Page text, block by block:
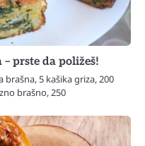
prste da poližeš!
brašna, 5 kašika griza, 200
brašno, 250